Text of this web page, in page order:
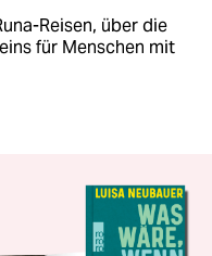
Reisen, über die
für Menschen mit